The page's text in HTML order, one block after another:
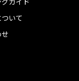
いて